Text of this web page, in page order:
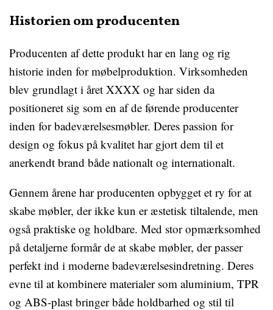
Historien om producenten
Producenten af dette produkt har en lang og rig
historie inden for møbelproduktion. Virksomheden
blev grundlagt i året XXXX og har siden da
positioneret sig som en af de førende producenter
inden for badeværelsesmøbler. Deres passion for
design og fokus på kvalitet har gjort dem til et
anerkendt brand både nationalt og internationalt.
Gennem årene har producenten opbygget et ry for at
skabe møbler, der ikke kun er æstetisk tiltalende, men
også praktiske og holdbare. Med stor opmærksomhed
på detaljerne formår de at skabe møbler, der passer
perfekt ind i moderne badeværelsesindretning. Deres
evne til at kombinere materialer som aluminium, TPR
og ABS-plast bringer både holdbarhed og stil til